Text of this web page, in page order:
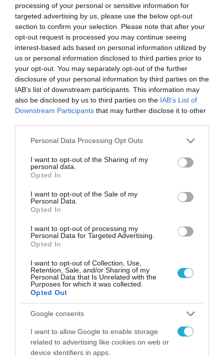
processing of your personal or sensitive information for
targeted advertising by us, please use the below opt-out
section to confirm your selection. Please note that after your
opt-out request is processed you may continue seeing
interest-based ads based on personal information utilized by
us or personal information disclosed to third parties prior to
your opt-out. You may separately opt-out of the further
disclosure of your personal information by third parties on the
IAB’s list of downstream participants. This information may
also be disclosed by us to third parties on the IAB’s List of
Downstream Participants that may further disclose it to other
Please note that this website/app uses one or more Google
not limited to your visit or usage behaviour. You may click to
grant or deny consent to Google and its third-party tags to
use your data for below specified purposes in below Google
consent section.
Personal Data Processing Opt Outs
I want to opt-out of the Sharing of my
personal data.
Opted In
I want to opt-out of the Sale of my
Personal Data.
Opted In
I want to opt-out of processing my
Personal Data for Targeted Advertising.
Opted In
I want to opt-out of Collection, Use,
Retention, Sale, and/or Sharing of my
Personal Data that Is Unrelated with the
Purposes for which it was collected.
Opted Out
Google consents
I want to allow Google to enable storage
related to advertising like cookies on web or
device identifiers in apps.
πυλώνες σταθερότητας στην Ανατολική
Μεσόγειο, προασπιζόμενες την ειρήνη, την
ασφάλεια και το ελεύθερο εμπόριο στην
περιοχή. Ειδικότερα, στη μετά Covid εποχή,
υπάρχουν μεγάλα περιθώρια ενίσχυσης των
εμπορικών δεσμών μεταξύ των δύο χωρών.
Κυρίως όμως, παρουσιάζονται πολλές
ευκαιρίες επέκτασης των ελληνικών
εξαγωγών σε διάφορους τομείς και η
προοπτική σημαντικής αύξησης των
ελληνικών επενδύσεων στην Ιορδανία».
Στην εκδήλωση συμμετείχαν αλφαβητικά: η
Ελένη Αλμπαντή(Exportgate, i-Services,
Global Transaction Banking, Eurobank), η κα.
Ελευθερία Γαλαθιανάκη(Πρέσβης της
Ελλάδας στην Ιορδανία), ο κ.Βασίλης Γράψας
Χρήστος Δεμερτζής(Εμπορικός Διευθυντής,
HB Body Group), o κ.Ashraf Khasawneh
(Επιτετραμμένος της Πρεσβείας την
Ιορδανίας στην Ελλάδα), η κα.
Πασχαλίδου(Αντιπρόεδρος, Grantex S.A.), η
Βασιλική Σίμη(Γραμματέας ΟΕΥ Γ’, Β5